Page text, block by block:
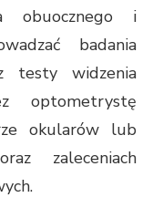
obuocznego i
badania
testy widzenia
optometrystę
okularów lub
zaleceniach